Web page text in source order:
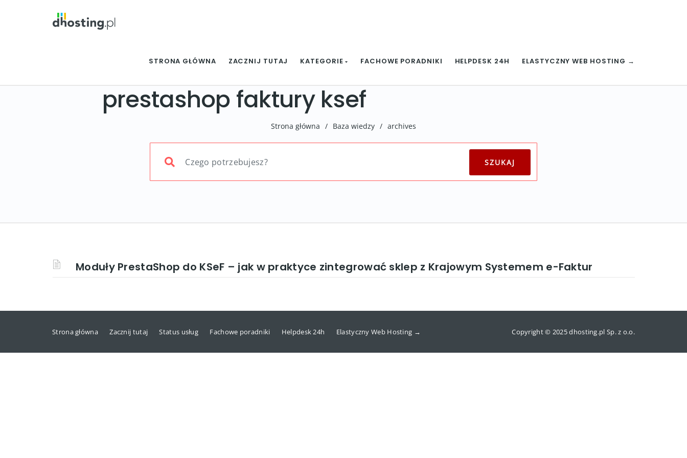
STRONA GŁÓWNA ZACZNIJ TUTAJ KATEGORIE FACHOWE PORADNIKI HELPDESK 24H ELASTYCZNY WEB HOSTING →
prestashop faktury ksef
Strona główna / Baza wiedzy / archives
Moduły PrestaShop do KSeF – jak w praktyce zintegrować sklep z Krajowym Systemem e-Faktur
Strona główna Zacznij tutaj Status usług Fachowe poradniki Helpdesk 24h Elastyczny Web Hosting → Copyright © 2025 dhosting.pl Sp. z o.o.